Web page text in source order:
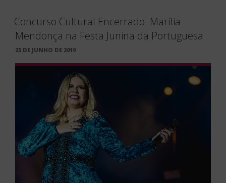
Concurso Cultural Encerrado: Marília
Mendonça na Festa Junina da Portuguesa
PUBLICADO
25 DE JUNHO DE 2019